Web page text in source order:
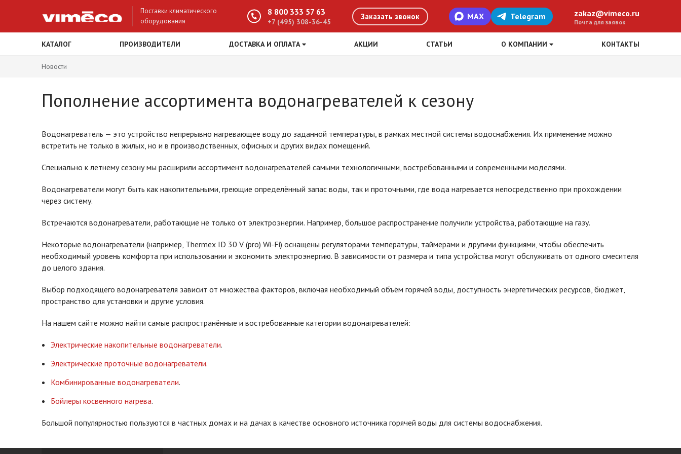
Поставки климатического
оборудования
8 800 333 57 63
+7 (495) 308-36-45
Заказать звонок MAX Telegram zakaz@vimeco.ru
Почта для заявок
КАТАЛОГ ПРОИЗВОДИТЕЛИ ДОСТАВКА И ОПЛАТА АКЦИИ СТАТЬИ О КОМПАНИИ КОНТАКТЫ
Новости
Пополнение ассортимента водонагревателей к сезону
Водонагреватель — это устройство непрерывно нагревающее воду до заданной температуры, в рамках местной системы водоснабжения. Их применение можно
встретить не только в жилых, но и в производственных, офисных и других видах помещений.
Специально к летнему сезону мы расширили ассортимент водонагревателей самыми технологичными, востребованными и современными моделями.
Водонагреватели могут быть как накопительными, греющие определённый запас воды, так и проточными, где вода нагревается непосредственно при прохождении
через систему.
Встречаются водонагреватели, работающие не только от электроэнергии. Например, большое распространение получили устройства, работающие на газу.
Некоторые водонагреватели (например, Thermex ID 30 V (pro) Wi-Fi) оснащены регуляторами температуры, таймерами и другими функциями, чтобы обеспечить
необходимый уровень комфорта при использовании и экономить электроэнергию. В зависимости от размера и типа устройства могут обслуживать от одного смесителя
до целого здания.
Выбор подходящего водонагревателя зависит от множества факторов, включая необходимый объём горячей воды, доступность энергетических ресурсов, бюджет,
пространство для установки и другие условия.
На нашем сайте можно найти самые распространённые и востребованные категории водонагревателей:
Электрические накопительные водонагреватели.
Электрические проточные водонагреватели.
Комбинированные водонагреватели.
Бойлеры косвенного нагрева.
Большой популярностью пользуются в частных домах и на дачах в качестве основного источника горячей воды для системы водоснабжения.